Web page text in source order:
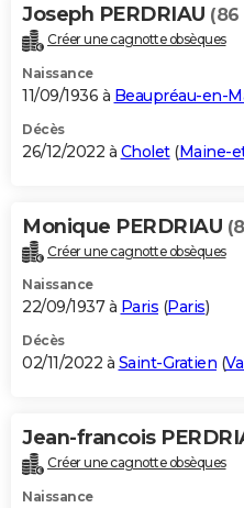
Joseph PERDRIAU (86
Créer une cagnotte obsèques
Naissance
11/09/1936 à Beaupréau-en-
Décès
26/12/2022 à Cholet(Maine-
Monique PERDRIAU
Créer une cagnotte obsèques
Naissance
22/09/1937 à Paris (Paris)
Décès
02/11/2022 à Saint-Gratien (
Jean-francois
Créer une cagnotte obsèques
Naissance